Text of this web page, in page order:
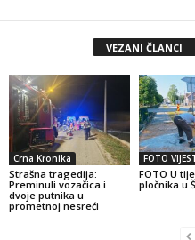
VEZANI ČLANCI
Crna Kronika
Strašna tragedija:
Preminuli vozačica i
dvoje putnika u
prometnoj nesreći
FOTO
FOTO U
pločnika u